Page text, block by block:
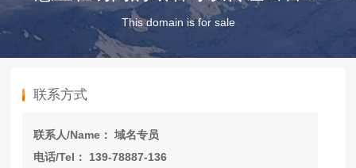
This domain is for sale
联系方式
联系人/Name： 域名专员
电话/Tel： 139-78887-136